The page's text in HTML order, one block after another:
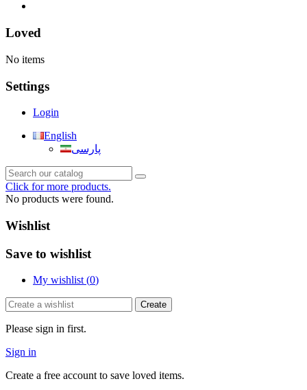
Loved
No items
Settings
Login
English
پارسی
Click for more products.
No products were found.
Wishlist
Save to wishlist
My wishlist (0)
Create
Please sign in first.
Sign in
Create a free account to save loved items.